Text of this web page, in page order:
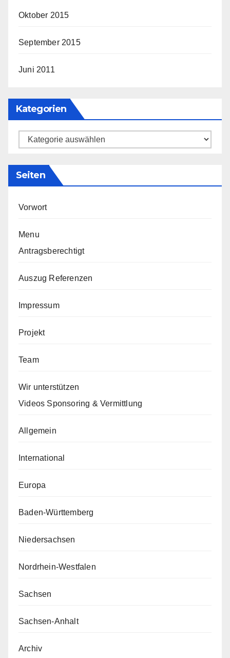
Oktober 2015
September 2015
Juni 2011
Kategorien
Kategorien
Seiten
Vorwort
Menu
Antragsberechtigt
Auszug Referenzen
Impressum
Projekt
Team
Wir unterstützen
Videos Sponsoring & Vermittlung
Allgemein
International
Europa
Baden-Württemberg
Niedersachsen
Nordrhein-Westfalen
Sachsen
Sachsen-Anhalt
Archiv